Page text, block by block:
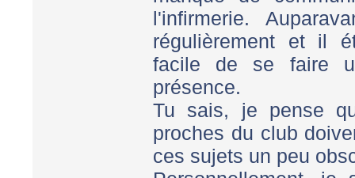
l'infirmerie.
régulièrement et il
facile de se faire
présence.
Tu sais, je pense
proches du club
ces sujets un peu